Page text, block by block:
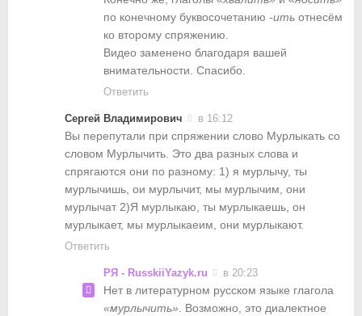
по конечному буквосочетанию -ить отнесём
ко второму спряжению.
Видео заменено благодаря вашей
внимательности. Спасибо.
Ответить
Сергей Владимирович в 16:12
Вы перепутали при спряжении слово Мурлыкать со
словом Мурлычить. Это два разных слова и
спрягаются они по разному: 1) я мурлычу, ты
мурлычишь, ои мурлычит, мы мурлычим, они
мурлычат 2)Я мурлыкаю, ты мурлыкаешь, он
мурлыкает, мы мурлыкаеим, они мурлыкают.
Ответить
РЯ - RusskiiYazyk.ru в 20:23
Нет в литературном русском языке глагола
«мурлычить». Возможно, это диалектное